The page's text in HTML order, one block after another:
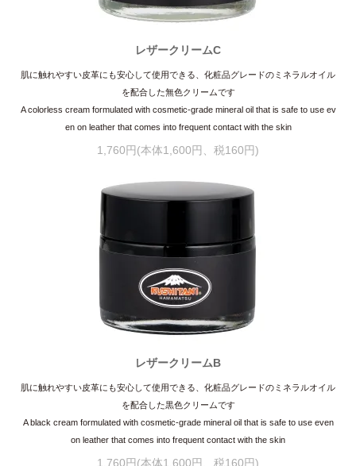
レザークリームC
肌に触れやすい皮革にも安心して使用できる、化粧品グレードのミネラルオイル
を配合した無色クリームです
A colorless cream formulated with cosmetic-grade mineral oil that is safe to use ev
en on leather that comes into frequent contact with the skin
1,760円(本体1,600円、税160円)
レザークリームB
肌に触れやすい皮革にも安心して使用できる、化粧品グレードのミネラルオイル
を配合した黒色クリームです
A black cream formulated with cosmetic-grade mineral oil that is safe to use even
on leather that comes into frequent contact with the skin
1,760円(本体1,600円、税160円)